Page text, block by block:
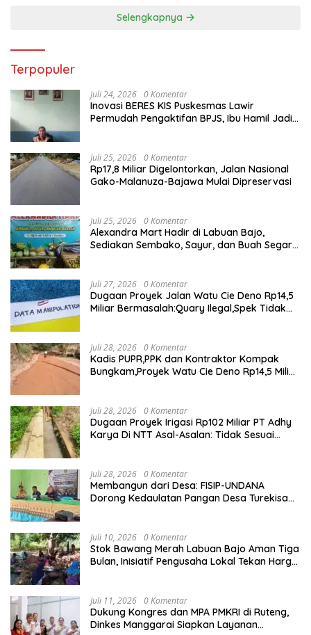
Selengkapnya
Terpopuler
Juli 24, 2026 0 Komentar
Inovasi BERES KIS Puskesmas Lawir
Permudah Pengaktifan BPJS, Ibu Hamil Jadi
Juli 25, 2026 0 Komentar
Rp17,8 Miliar Digelontorkan, Jalan Nasional
Gako-Malanuza-Bajawa Mulai Dipreservasi
Juli 25, 2026 0 Komentar
Alexandra Mart Hadir di Labuan Bajo,
Sediakan Sembako, Sayur, dan Buah Segar
Juli 27, 2026 0 Komentar
Dugaan Proyek Jalan Watu Cie Deno Rp14,5
Miliar Bermasalah:Quary Ilegal,Spek Tidak
Juli 28, 2026 0 Komentar
Kadis PUPR,PPK dan Kontraktor Kompak
Bungkam,Proyek Watu Cie Deno Rp14,5 Miliar
Juli 28, 2026 0 Komentar
Dugaan Proyek Irigasi Rp102 Miliar PT Adhy
Karya Di NTT Asal-Asalan: Tidak Sesuai
Juli 28, 2026 0 Komentar
Membangun dari Desa: FISIP-UNDANA
Dorong Kedaulatan Pangan Desa Turekisa
Juli 10, 2026 0 Komentar
Stok Bawang Merah Labuan Bajo Aman Tiga
Bulan, Inisiatif Pengusaha Lokal Tekan Harga
Juli 11, 2026 0 Komentar
Dukung Kongres dan MPA PMKRI di Ruteng,
Dinkes Manggarai Siapkan Layanan